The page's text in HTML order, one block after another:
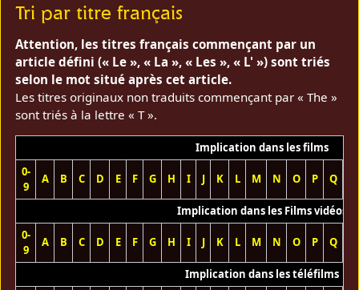
Tri par titre français
Attention, les titres français commençant par un
article défini (« Le », « La », « Les », « L' ») sont triés
selon le mot situé après cet article.
Les titres originaux non traduits commençant par « The »
sont triés à la lettre « T ».
Implication dans les films
0-
9
A B C D E F G H I J K L M N O P Q
Implication dans les Films vidéos
0-
9
A B C D E F G H I J K L M N O P Q
Implication dans les téléfilms